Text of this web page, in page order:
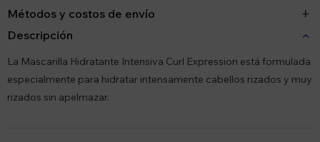
Métodos y costos de envío
Descripción
La Mascarilla Hidratante Intensiva Curl Expression está formulada
especialmente para hidratar intensamente cabellos rizados y muy
rizados sin apelmazar.